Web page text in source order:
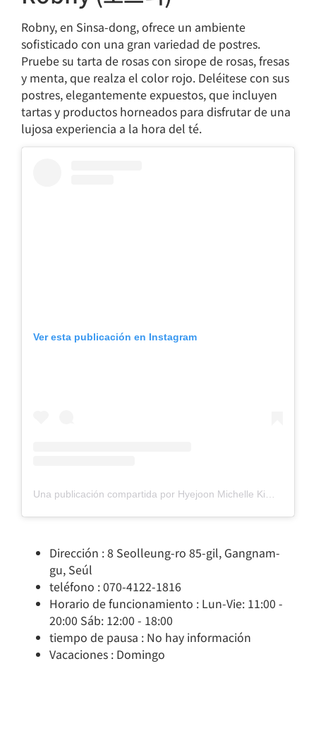
Robny, en Sinsa-dong, ofrece un ambiente
sofisticado con una gran variedad de postres.
Pruebe su tarta de rosas con sirope de rosas, fresas
y menta, que realza el color rojo. Deléitese con sus
postres, elegantemente expuestos, que incluyen
tartas y productos horneados para disfrutar de una
lujosa experiencia a la hora del té.
Ver esta publicación en Instagram
Dirección : 8 Seolleung-ro 85-gil, Gangnam-
gu, Seúl
teléfono : 070-4122-1816
Horario de funcionamiento : Lun-Vie: 11:00 -
20:00 Sáb: 12:00 - 18:00
tiempo de pausa : No hay información
Vacaciones : Domingo